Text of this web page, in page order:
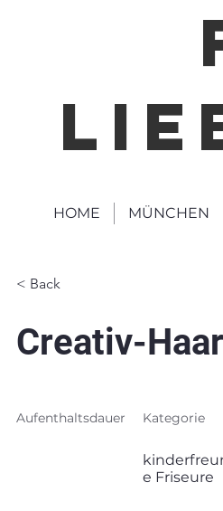
HOME MÜNCHEN
< Back
Creativ-
Aufenthaltsdauer Kategorie
e Friseure